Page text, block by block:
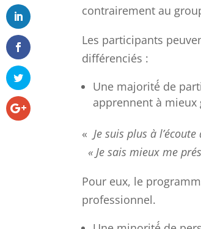
contrairement au
Les participants
différenciés :
Une majorité́ de
apprennent à
« Je suis plus à
« Je sais mieux me
Pour eux, le
professionnel.